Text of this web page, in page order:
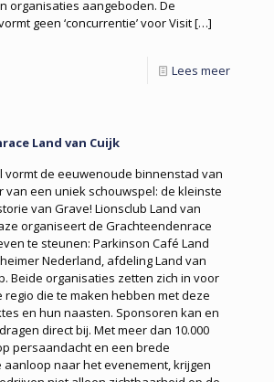
organisaties aangeboden. De
geen ‘concurrentie’ voor Visit[…]
Lees meer
Land van Cuijk
vormt de eeuwenoude binnenstad van
van een uniek schouwspel: de kleinste
van Grave! Lionsclub Land van
organiseert de Grachteendenrace
te steunen: Parkinson Café Land
Nederland, afdeling Land van
Beide organisaties zetten zich in voor
regio die te maken hebben met deze
en hun naasten. Sponsoren kan en
direct bij. Met meer dan 10.000
persaandacht en een brede
aanloop naar het evenement, krijgen